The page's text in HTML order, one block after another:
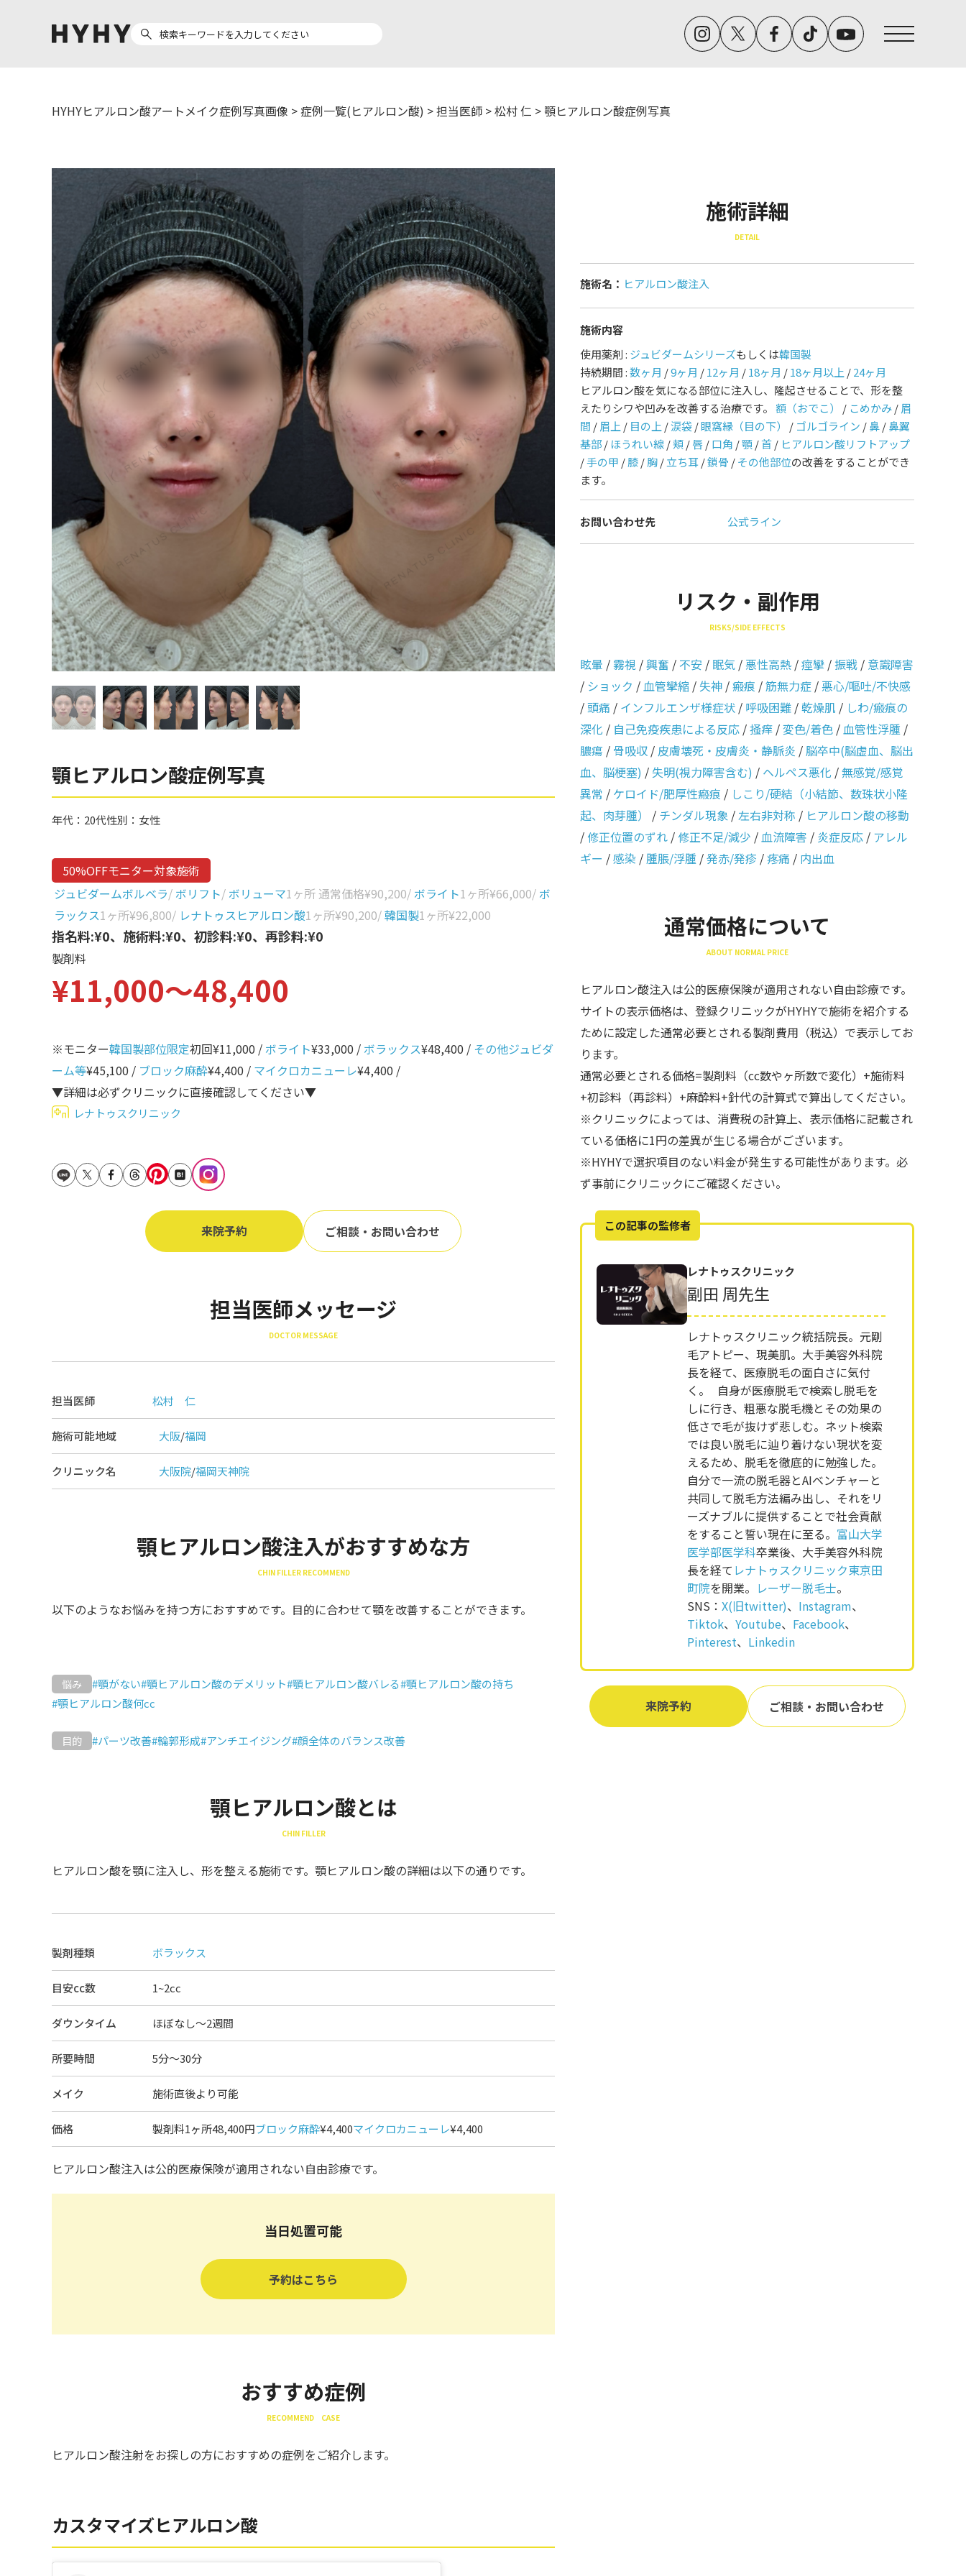
アートメイク症例一覧
クリニック一覧
医師一覧
看護師一覧
新着情報
お問い合わせ
プライバシーポリシー
未成年の方へ
規約
コラム
辻橋 勇祐
眼窩縁（目の下）
ヒアルロン酸リフトアッ
Preparation
製剤から探す
ザーフ(XERF)
ボラックス
ボリューマ
ボリフト
ボルベラ
レナトゥスヒアルロン酸
ダイヤモンドフィール/ピ
ネハ
スネコス
リジュラン
ゴウリ
Gender
性別から探す
女性
男性
Age
年代から探す
20代
30代
40代
60代
80代
90代
Region
東京
名古屋
仙台
HYHYヒアルロン酸アートメイク症例写真画像 >症例一覧(ヒアルロン酸) >担当医師 >松村 仁 > 顎ヒアルロン酸症例写真
顎ヒアルロン酸症例写真
年代： 20代性別： 女性
50%OFFモニター対象施術
ジュビダームボルベラ/ ボリフト/ ボリューマ1ヶ所 通常価格¥90,200/ ボライト1ヶ所¥66,000/ ボ
ラックス1ヶ所¥96,800/ レナトゥスヒアルロン酸1ヶ所¥90,200/韓国製1ヶ所¥22,000
指名料:¥0、施術料:¥0、初診料:¥0、再診料:¥0
製剤料
¥11,000〜48,400
※モニター韓国製部位限定初回¥11,000 / ボライト¥33,000 / ボラックス¥48,400 / その他ジュビダ
ーム等¥45,100 / ブロック麻酔¥4,400 / マイクロカニューレ¥4,400 /
▼詳細は必ずクリニックに直接確認してください▼
レナトゥスクリニック
来院予約 ご相談・お問い合わせ
担当医師メッセージ
DOCTOR MESSAGE
担当医師 松村 仁
施術可能地域 大阪/福岡
クリニック名 大阪院/福岡天神院
顎ヒアルロン酸注入がおすすめな方
CHIN FILLER RECOMMEND
以下のようなお悩みを持つ方におすすめです。目的に合わせて顎を改善することができます。
悩み #顎がない#顎ヒアルロン酸のデメリット#顎ヒアルロン酸バレる#顎ヒアルロン酸の持ち
#顎ヒアルロン酸何cc
目的 #パーツ改善#輪郭形成#アンチエイジング#顔全体のバランス改善
顎ヒアルロン酸とは
CHIN FILLER
ヒアルロン酸を顎に注入し、形を整える施術です。顎ヒアルロン酸の詳細は以下の通りです。
製剤種類 ボラックス
目安cc数 1~2cc
ダウンタイム ほぼなし〜2週間
所要時間 5分～30分
メイク 施術直後より可能
価格 製剤料1ヶ所48,400円ブロック麻酔¥4,400マイクロカニューレ¥4,400
ヒアルロン酸注入は公的医療保険が適用されない自由診療です。
当日処置可能
予約はこちら
おすすめ症例
RECOMMEND CASE
ヒアルロン酸注射をお探しの方におすすめの症例をご紹介します。
カスタマイズヒアルロン酸
施術詳細
DETAIL
施術名： ヒアルロン酸注入
施術内容
使用薬剤 : ジュビダームシリーズもしくは韓国製
持続期間 :数ヶ月 /9ヶ月 /12ヶ月 /18ヶ月 /18ヶ月以上 /24ヶ月
ヒアルロン酸を気になる部位に注入し、隆起させることで、形を整
えたりシワや凹みを改善する治療です。 額（おでこ） / こめかみ/眉
間 /眉上 / 目の上 /涙袋/眼窩縁（目の下） / ゴルゴライン /鼻/鼻翼
基部/ ほうれい線/頬/唇/口角 /顎/首/ ヒアルロン酸リフトアップ
/手の甲 /膝/胸/立ち耳/鎖骨 /その他部位の改善をすることができ
ます。
お問い合わせ先 公式ライン
リスク・副作用
RISKS/SIDE EFFECTS
眩暈 /霧視 /興奮 / 不安 / 眠気 /悪性高熱 /痙攣 /振戦 / 意識障害
/ ショック /血管攣縮 /失神 /瘢痕 /筋無力症 /悪心/嘔吐/不快感
/頭痛 / インフルエンザ様症状 / 呼吸困難 /乾燥肌 / しわ/瘢痕の
深化 / 自己免疫疾患による反応 /掻痒 /変色/着色 /血管性浮腫 /
膿瘍 / 骨吸収 / 皮膚壊死・皮膚炎・静脈炎 /脳卒中(脳虚血、脳出
血、脳梗塞) /失明(視力障害含む) / ヘルペス悪化 /無感覚/感覚
異常 / ケロイド/肥厚性瘢痕 / しこり/硬結（小結節、数珠状小隆
起、肉芽腫）
/ チンダル現象 /左右非対称 / ヒアルロン酸の移動
/修正位置のずれ /修正不足/減少 /血流障害 / 炎症反応 / アレル
ギー /感染 /腫脹/浮腫 /発赤/発疹 /疼痛 / 内出血
通常価格について
ABOUT NORMAL PRICE
ヒアルロン酸注入は公的医療保険が適用されない自由診療です。
サイトの表示価格は、登録クリニックがHYHYで施術を紹介する
ために設定した通常必要とされる製剤費用（税込）で表示してお
ります。
通常必要とされる価格=製剤料（cc数やヶ所数で変化）+施術料
+初診料（再診料）+麻酔料+針代の計算式で算出してください。
※クリニックによっては、消費税の計算上、表示価格に記載され
ている価格に1円の差異が生じる場合がございます。
※HYHYで選択項目のない料金が発生する可能性があります。必
ず事前にクリニックにご確認ください。
この記事の監修者
レナトゥスクリニック
副田 周先生
レナトゥスクリニック統括院長。元剛
毛アトピー、現美肌。大手美容外科院
長を経て、医療脱毛の面白さに気付
く。 自身が医療脱毛で検索し脱毛を
しに行き、粗悪な脱毛機とその効果の
低さで毛が抜けず悲しむ。ネット検索
では良い脱毛に辿り着けない現状を変
えるため、脱毛を徹底的に勉強した。
自分で一流の脱毛器とAIベンチャーと
共同して脱毛方法編み出し、それをリ
ーズナブルに提供することで社会貢献
をすること誓い現在に至る。 富山大学
医学部医学科卒業後、大手美容外科院
長を経て レナトゥスクリニック東京田
町院を開業。 レーザー脱毛士。
SNS： X(旧twitter)、 Instagram、
Tiktok、 Youtube、 Facebook、
Pinterest、 Linkedin
来院予約 ご相談・お問い合わせ